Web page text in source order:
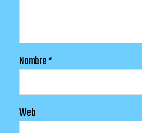
Nombre*
Web